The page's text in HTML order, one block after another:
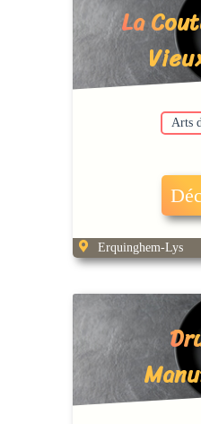
La
Arts
Erquinghem-Lys